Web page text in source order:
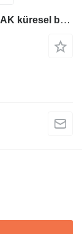
Caterpillar SBS120 İÇİN KÜRESEL TABAK küresel burç